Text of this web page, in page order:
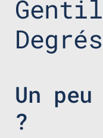
Degrés
Un
?